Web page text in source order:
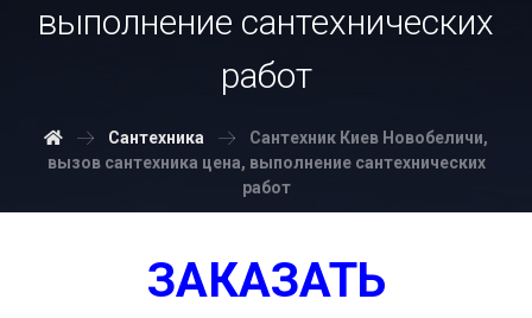
выполнение сантехнических
работ
Сантехника
Сантехник Киев Новобеличи,
вызов сантехника цена, выполнение сантехнических
работ
ЗАКАЗАТЬ